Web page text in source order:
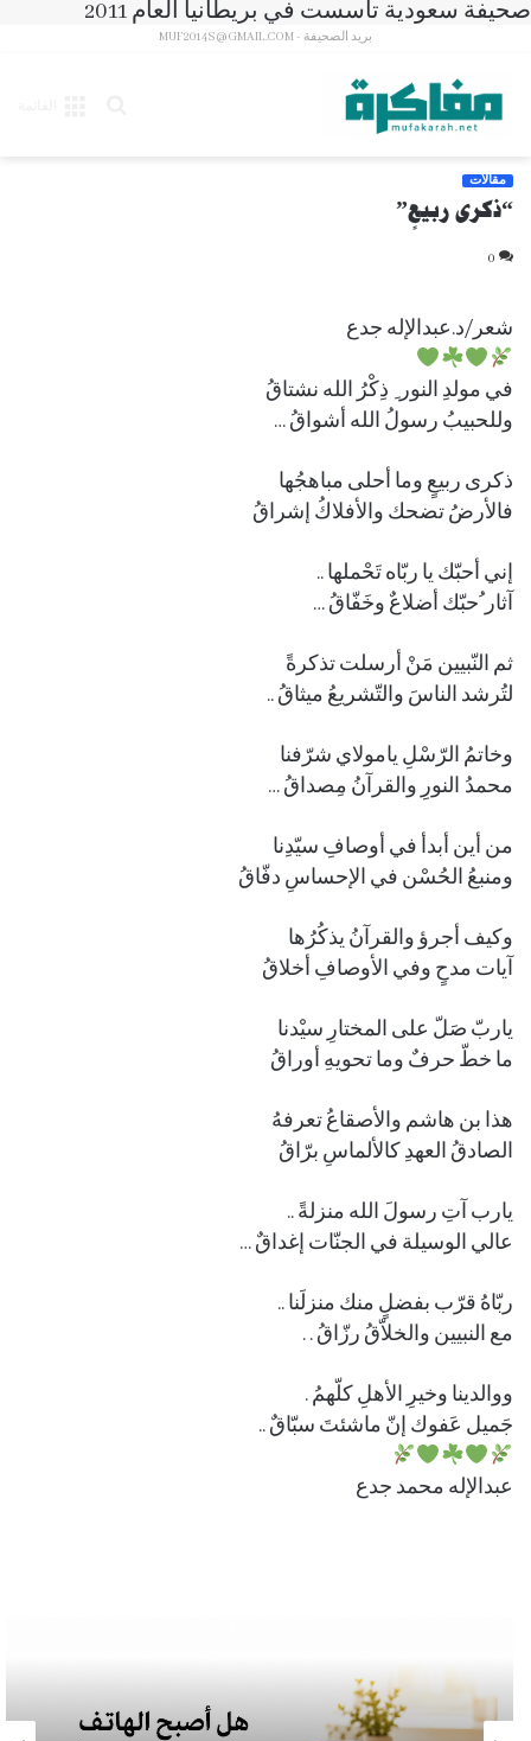
صحيفة سعودية تأسست في بريطانيا العام 2011
بريد الصحيفة - MUF2014S@GMAIL.COM
مقالات
“ذكرى ربيعٍ”
0
شعر/د.عبدالإله جدع
في مولدِ النور ِ ذِكْرُ الله نشتاقُ
وللحبيبُ رسولُ الله أشواقُ …
ذكرى ربيعٍ وما أحلى مباهجُها
فالأرضُ تضحك والأفلاكُ إشراقُ
إني أحبّك يا ربّاه تَحْملها ..
آثار ُحبّك أضلاعٌ وخَفّاقُ …
ثم النّبيين مَنْ أرسلت تذكرةً
لتُرشد الناسَ والتّشريعُ ميثاقُ ..
وخاتمُ الرّسْلِ يامولاي شرّفنا
محمدُ النورِ والقرآنُ مِصداقُ …
من أين أبدأ في أوصافِ سيّدِنا
ومنبعُ الحُسْن في الإحساسِ دفّاقُ
وكيف أجرؤ والقرآنُ يذكُرُها
آيات مدحٍ وفي الأوصافِ أخلاقُ
ياربّ صَلّ على المختارِ سيْدنا
ما خطّ حرفٌ وما تحويهِ أوراقُ
هذا بن هاشم والأصقاعُ تعرفهُ
الصادقُ العهدِ كالألماسِ برّاقُ
يارب آتِ رسولَ الله منزلةً ..
عالي الوسيلة في الجنّات إغداقٌ …
ربّاهُ قرّب بفضلٍ منك منزلَنا ..
مع النبيين والخلاّقُ رزّاقُ . .
ووالدينا وخيرِ الأهلِ كلّهمُ .
جَميل عَفوك إنّ ماشئتَ سبّاقٌ ..
عبدالإله محمد جدع